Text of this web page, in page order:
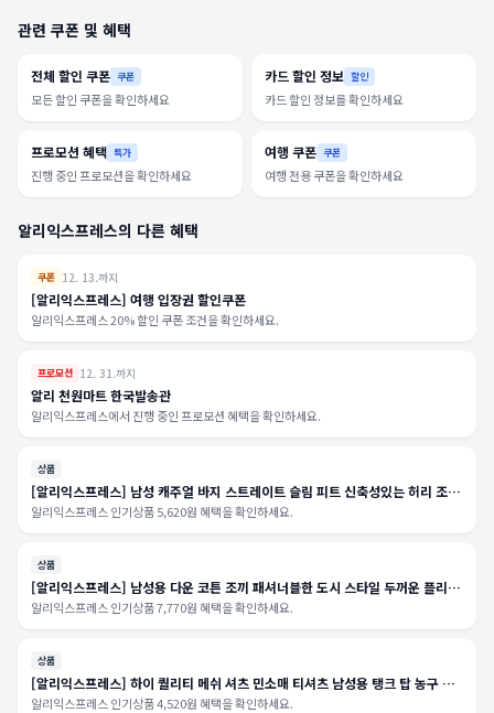
관련 쿠폰 및 혜택
전체 할인 쿠폰 쿠폰
모든 할인 쿠폰을 확인하세요
카드 할인 정보 할인
카드 할인 정보를 확인하세요
프로모션 혜택 특가
진행 중인 프로모션을 확인하세요
여행 쿠폰 쿠폰
여행 전용 쿠폰을 확인하세요
알리익스프레스의 다른 혜택
쿠폰 12. 13.까지
[알리익스프레스] 여행 입장권 할인쿠폰
알리익스프레스 20% 할인 쿠폰 조건을 확인하세요.
프로모션 12. 31.까지
알리 천원마트 한국발송관
알리익스프레스에서 진행 중인 프로모션 혜택을 확인하세요.
상품
[알리익스프레스] 남성 캐주얼 바지 스트레이트 슬림 피트 신축성있는 허리 조깅
한국 클래식 블루 블랙 그레이 남성 브랜드 바지 플러스 사이즈
알리익스프레스 인기상품 5,620원 혜택을 확인하세요.
상품
[알리익스프레스] 남성용 다운 코튼 조끼 패셔너블한 도시 스타일 두꺼운 플리스
안감 작업복 지퍼 장식 청년 캐주얼 겨울 코트
알리익스프레스 인기상품 7,770원 혜택을 확인하세요.
상품
[알리익스프레스] 하이 퀄리티 메쉬 셔츠 민소매 티셔츠 남성용 탱크 탑 농구 러
닝 피트니스 스포츠 조끼, 최신 여름 체육관 조끼, 2024
알리익스프레스 인기상품 4,520원 혜택을 확인하세요.